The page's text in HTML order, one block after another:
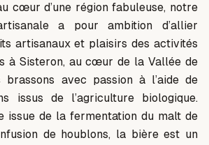
cœur d’une région fabuleuse, notre
a pour ambition d’allier
artisanaux et plaisirs des activités
à Sisteron, au cœur de la Vallée de
brassons avec passion à l’aide de
issus de l’agriculture biologique.
issue de la fermentation du malt de
de houblons, la bière est un